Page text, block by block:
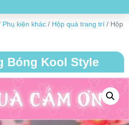
Phụ kiện khác / Hộp quà trang trí / Hộp
Bóng Kool Style